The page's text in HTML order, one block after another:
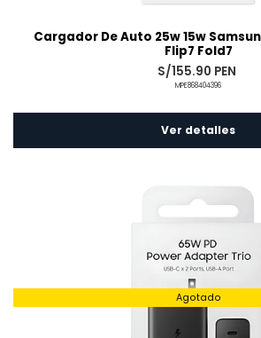
Cargador De Auto 25w 15w
Flip7 Fold7
S/155.90 PEN
MPE868404396
Ver detalles
Agotado